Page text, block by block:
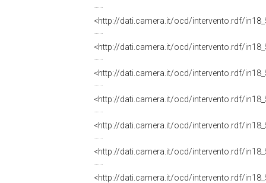
<http://dati.camera.it/ocd/intervento.rdf/
<http://dati.camera.it/ocd/intervento.rdf/
<http://dati.camera.it/ocd/intervento.rdf/
<http://dati.camera.it/ocd/intervento.rdf/
<http://dati.camera.it/ocd/intervento.rdf/
<http://dati.camera.it/ocd/intervento.rdf/
<http://dati.camera.it/ocd/intervento.rdf/